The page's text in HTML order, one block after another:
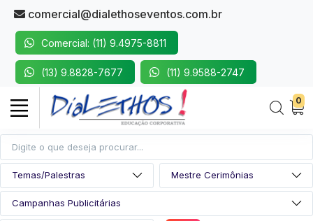
comercial@dialethoseventos.com.br
Comercial: (11) 9.4975-8811
(13) 9.8828-7677 (11) 9.9588-2747
0